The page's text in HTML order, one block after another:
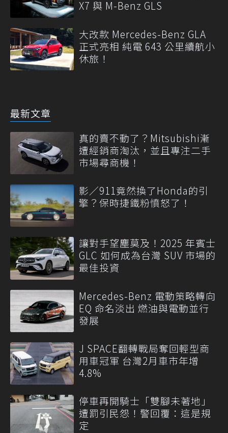
X7 與 M-Benz GLS
大改款 Mercedes-Benz GLA
正式亮相 純電 643 公里續航小
休旅！
最新文章
真的賣不動了？Mitsubishi漸
遭經銷商淘汰，並且專注二手
市場尋商機！
影／911竟然換了Honda的引
擎？保時捷鐵粉憤怒了！
讓對手望塵莫及！2025 年賓士
GLC 如何成為台灣 SUV 市場的
最佳投資
Mercedes-Benz 電動策略轉向
EQ 命名淡出 燃油與電動並行
發展
J SPACE翻轉戰局奪回輕型商
用車冠軍 台灣2月車市年增
4.8%
停車再開騎士「雙腳未著地」
遭罰引民怨！警回覆：這是規
定